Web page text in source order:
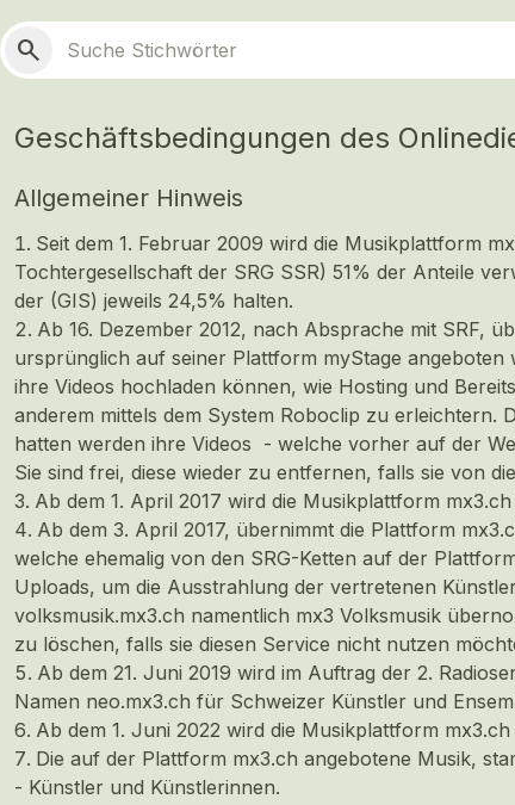
Suchen
search
Geschäftsbedingungen des
Allgemeiner Hinweis
Seit dem 1. Februar 2009 wird die Musikplattform
Tochtergesellschaft der SRG SSR) 51% der Anteile
der (GIS) jeweils 24,5% halten.
Ab 16. Dezember 2012, nach Absprache mit SRF,
ursprünglich auf seiner Plattform myStage
ihre Videos hochladen können, wie Hosting und
anderem mittels dem System Roboclip zu erleichtern.
hatten werden ihre Videos - welche vorher auf der
Sie sind frei, diese wieder zu entfernen, falls sie von
Ab dem 1. April 2017 wird die Musikplattform mx3.ch
Ab dem 3. April 2017, übernimmt die Plattform
welche ehemalig von den SRG-Ketten auf der
Uploads, um die Ausstrahlung der vertretenen
volksmusik.mx3.ch namentlich mx3 Volksmusik
zu löschen, falls sie diesen Service nicht nutzen
Ab dem 21. Juni 2019 wird im Auftrag der 2.
Namen neo.mx3.ch für Schweizer Künstler und
Ab dem 1. Juni 2022 wird die Musikplattform
Die auf der Plattform mx3.ch angebotene Musik,
- Künstler und Künstlerinnen.